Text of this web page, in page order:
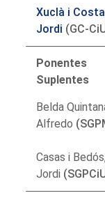
Xuclà i
Jordi (GC-
Ponentes
Suplentes
Belda
Alfredo
Casas i Bedós,
Jordi